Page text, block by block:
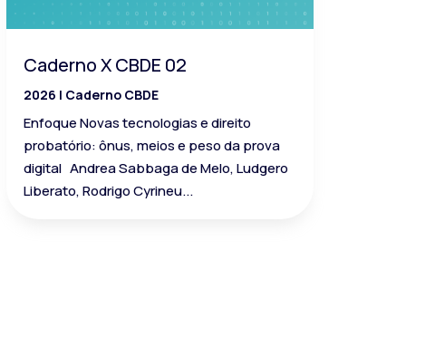
Caderno X CBDE 02
2026 | Caderno CBDE
Enfoque Novas tecnologias e direito
probatório: ônus, meios e peso da prova
digital Andrea Sabbaga de Melo, Ludgero
Liberato, Rodrigo Cyrineu...